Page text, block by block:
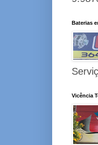
Baterias
Vicência